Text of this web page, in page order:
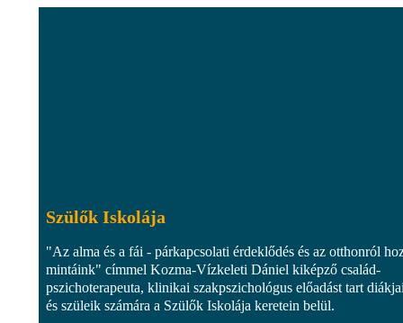
Szülők Iskolája
"Az alma és a fái - párkapcsolati érdeklődés és az otthonról
mintáink" címmel Kozma-Vízkeleti Dániel kiképző család-
pszichoterapeuta, klinikai szakpszichológus előadást tart
és szüleik számára a Szülők Iskolája keretein belül.